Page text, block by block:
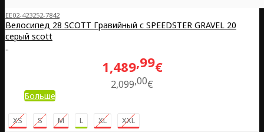
EE02-423252-7842
Велосипед 28 SCOTT Гравийный с SPEEDSTER GRAVEL 20
серый scott
..
1,489 99€
2,099 00€
Больше
XS S M L XL XXL